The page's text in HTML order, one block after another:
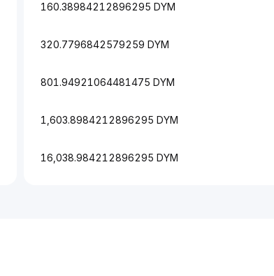
160.38984212896295 DYM
320.7796842579259 DYM
801.94921064481475 DYM
1,603.8984212896295 DYM
16,038.984212896295 DYM